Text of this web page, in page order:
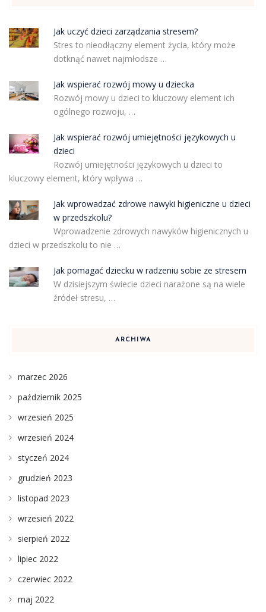
Jak uczyć dzieci zarządzania stresem?
Stres to nieodłączny element życia, który może
dotknąć nawet najmłodsze …
Jak wspierać rozwój mowy u dziecka
Rozwój mowy u dzieci to kluczowy element ich
ogólnego rozwoju, …
Jak wspierać rozwój umiejętności językowych u
dzieci
Rozwój umiejętności językowych u dzieci to
kluczowy element, który wpływa …
Jak wprowadzać zdrowe nawyki higieniczne u dzieci
w przedszkolu?
Wprowadzenie zdrowych nawyków higienicznych u
dzieci w przedszkolu to nie …
Jak pomagać dziecku w radzeniu sobie ze stresem
W dzisiejszym świecie dzieci narażone są na wiele
źródeł stresu, …
ARCHIWA
marzec 2026
październik 2025
wrzesień 2025
wrzesień 2024
styczeń 2024
grudzień 2023
listopad 2023
wrzesień 2022
sierpień 2022
lipiec 2022
czerwiec 2022
maj 2022